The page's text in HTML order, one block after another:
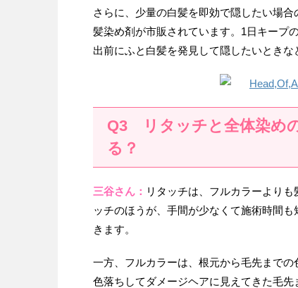
さらに、少量の白髪を即効で隠したい場
髪染め剤が市販されています。1日キープ
出前にふと白髪を発見して隠したいときな
Q3 リタッチと全体染め
る？
三谷さん： リタッチは、フルカラーより
ッチのほうが、手間が少なくて施術時間
きます。
一方、フルカラーは、根元から毛先まで
色落ちしてダメージヘアに見えてきた毛